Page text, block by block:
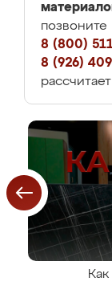
8 (800)
8 (926)